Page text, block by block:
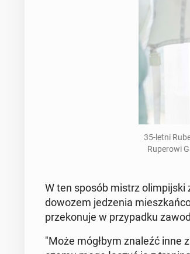
35-letni
Ru­pe­ro­wi
W ten sposób mistrz olim­pij­ski
dowozem je­dze­nia
prze­ko­nu­je w przy­pad­ku
"Może mógłbym znaleźć inne